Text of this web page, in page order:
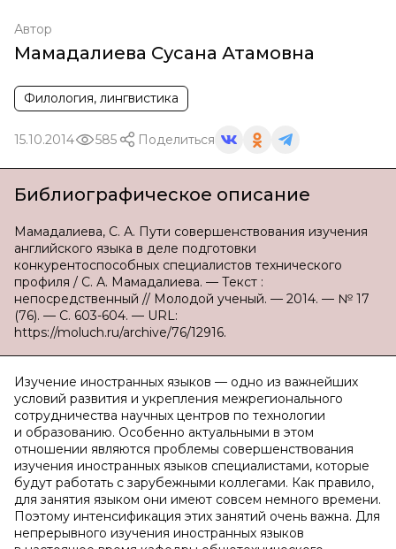
Автор
Мамадалиева Сусана Атамовна
Филология, лингвистика
15.10.2014 585 Поделиться
Библиографическое описание
Мамадалиева, С. А. Пути совершенствования изучения
английского языка в деле подготовки
конкурентоспособных специалистов технического
профиля / С. А. Мамадалиева. — Текст :
непосредственный // Молодой ученый. — 2014. — № 17
(76). — С. 603-604. — URL:
https://moluch.ru/archive/76/12916.
Изучение иностранных языков — одно из важнейших
условий развития и укрепления межрегионального
сотрудничества научных центров по технологии
и образованию. Особенно актуальными в этом
отношении являются проблемы совершенствования
изучения иностранных языков специалистами, которые
будут работать с зарубежными коллегами. Как правило,
для занятия языком они имеют совсем немного времени.
Поэтому интенсификация этих занятий очень важна. Для
непрерывного изучения иностранных языков